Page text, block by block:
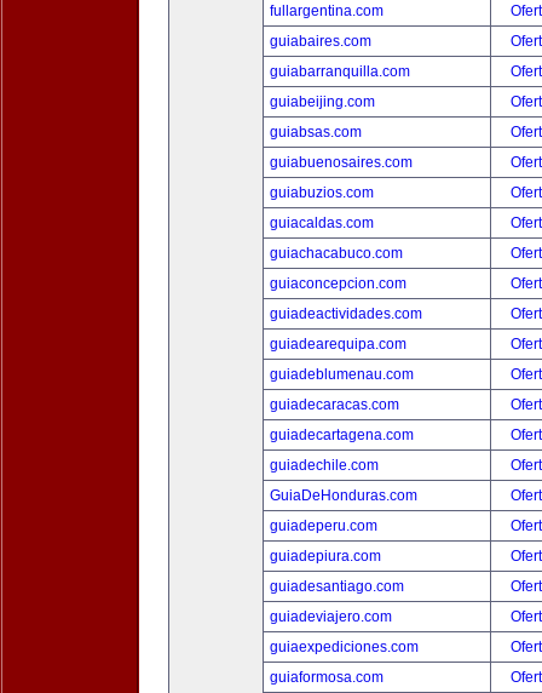
fullargentina.com
guiabaires.com
guiabarranquilla.com
guiabeijing.com
guiabsas.com
guiabuenosaires.com
guiabuzios.com
guiacaldas.com
guiachacabuco.com
guiaconcepcion.com
guiadeactividades.com
guiadearequipa.com
guiadeblumenau.com
guiadecaracas.com
guiadecartagena.com
guiadechile.com
GuiaDeHonduras.com
guiadeperu.com
guiadepiura.com
guiadesantiago.com
guiadeviajero.com
guiaexpediciones.com
guiaformosa.com